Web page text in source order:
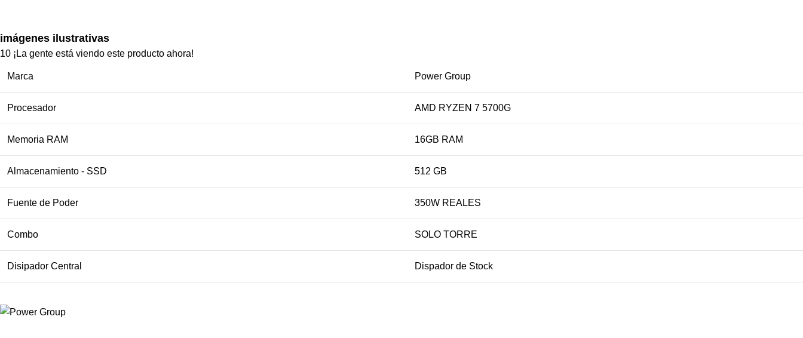
imágenes ilustrativas
10 ¡La gente está viendo este producto ahora!
Marca Power Group
Procesador AMD RYZEN 7 5700G
Memoria RAM 16GB RAM
Almacenamiento - SSD 512 GB
Fuente de Poder 350W REALES
Combo SOLO TORRE
Disipador Central Dispador de Stock